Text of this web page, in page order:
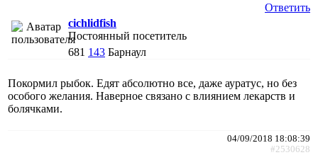
Ответить
cichlidfish
Постоянный посетитель
681 143 Барнаул
Покормил рыбок. Едят абсолютно все, даже ауратус, но без
особого желания. Наверное связано с влиянием лекарств и
болячками.
04/09/2018 18:08:39
#2530628